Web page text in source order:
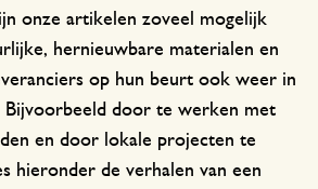
onze artikelen zoveel mogelijk
hernieuwbare materialen en
op hun beurt ook weer in
Bijvoorbeeld door te werken met
en door lokale projecten te
hieronder de verhalen van een